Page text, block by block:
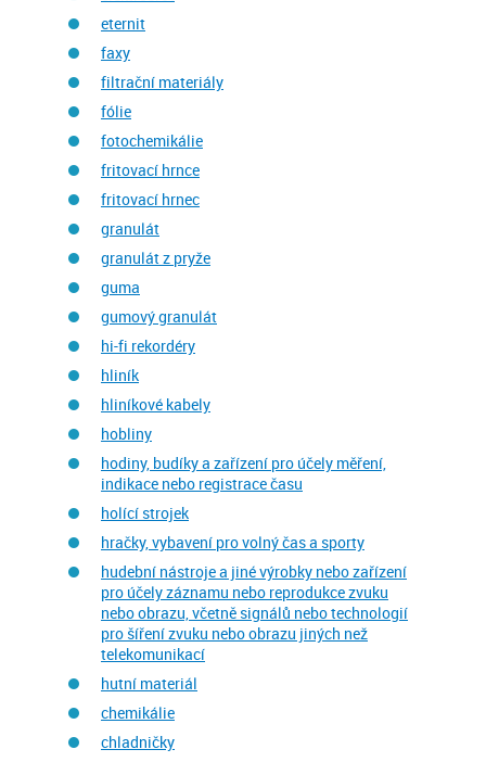
eternit
faxy
filtrační materiály
fólie
fotochemikálie
fritovací hrnce
fritovací hrnec
granulát
granulát z pryže
guma
gumový granulát
hi-fi rekordéry
hliník
hliníkové kabely
hobliny
hodiny, budíky a zařízení pro účely měření,
indikace nebo registrace času
holící strojek
hračky, vybavení pro volný čas a sporty
hudební nástroje a jiné výrobky nebo zařízení
pro účely záznamu nebo reprodukce zvuku
nebo obrazu, včetně signálů nebo technologií
pro šíření zvuku nebo obrazu jiných než
telekomunikací
hutní materiál
chemikálie
chladničky